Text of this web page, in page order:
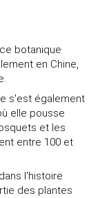
botanique
en Chine,
s'est également
elle pousse
et les
entre 100 et
l'histoire
des plantes